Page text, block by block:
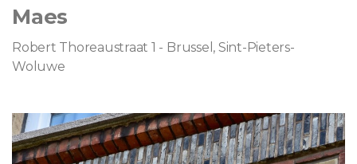
Maes
Robert Thoreaustraat 1 - Brussel, Sint-Pieters-
Woluwe